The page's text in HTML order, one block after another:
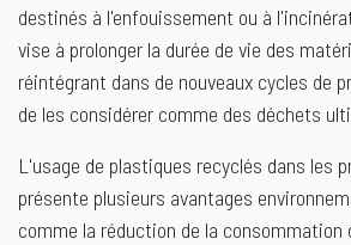
destinés à l'enfouissement ou à
vise à prolonger la durée de vie des
réintégrant dans de nouveaux cycles de
de les considérer comme des déchets
L'usage de plastiques recyclés dans les
présente plusieurs avantages
comme la réduction de la consommation